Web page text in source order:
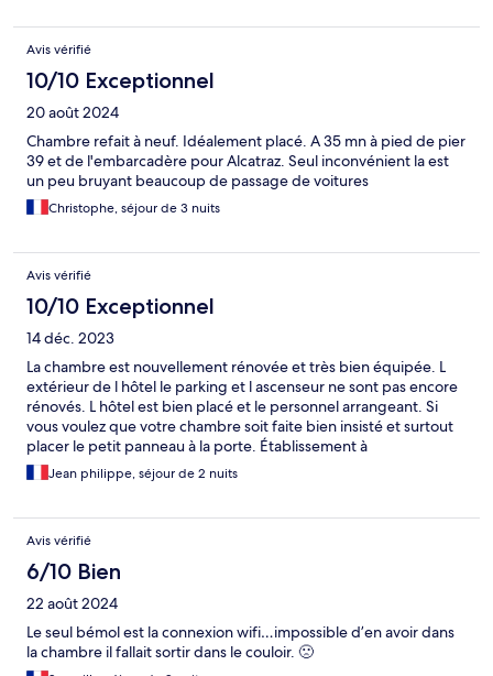
Avis vérifié
10/10 Exceptionnel
20 août 2024
Chambre refait à neuf. Idéalement placé. A 35 mn à pied de pier
39 et de l'embarcadère pour Alcatraz. Seul inconvénient la est
un peu bruyant beaucoup de passage de voitures
Christophe, séjour de 3 nuits
Avis vérifié
10/10 Exceptionnel
14 déc. 2023
La chambre est nouvellement rénovée et très bien équipée. L
extérieur de l hôtel le parking et l ascenseur ne sont pas encore
rénovés. L hôtel est bien placé et le personnel arrangeant. Si
vous voulez que votre chambre soit faite bien insisté et surtout
placer le petit panneau à la porte. Établissement à
recommander
Jean philippe, séjour de 2 nuits
Avis vérifié
6/10 Bien
22 août 2024
Le seul bémol est la connexion wifi…impossible d’en avoir dans
la chambre il fallait sortir dans le couloir. 🙁